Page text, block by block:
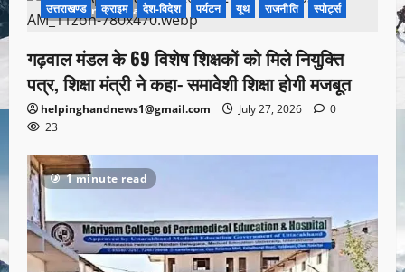
1 minute read
उत्तराखण्ड क्राइम देश-विदेश पर्यटन यूथ राजनीति स्पोर्ट्स
गढ़वाल मंडल के 69 विशेष शिक्षकों को मिले नियुक्ति
पत्र, शिक्षा मंत्री ने कहा- समावेशी शिक्षा होगी मजबूत
helpinghandnews1@gmail.com July 27, 2026
0
23
1 minute read